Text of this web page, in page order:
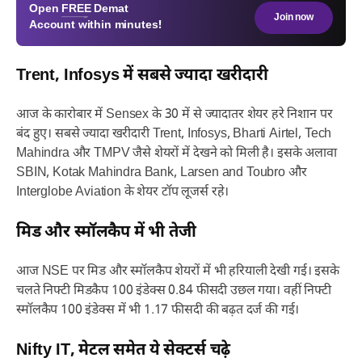
Open FREE Demat
Account within minutes!
Join now
Trent, Infosys में सबसे ज्यादा खरीदारी
आज के कारोबार में Sensex के 30 में से ज्यादातर शेयर हरे निशान पर
बंद हुए। सबसे ज्यादा खरीदारी Trent, Infosys, Bharti Airtel, Tech
Mahindra और TMPV जैसे शेयरों में देखने को मिली है। इसके अलावा
SBIN, Kotak Mahindra Bank, Larsen and Toubro और
Interglobe Aviation के शेयर टॉप लूजर्स रहे।
मिड और स्मॉलकैप में भी तेजी
आज NSE पर मिड और स्मॉलकैप शेयरों में भी हरियाली देखी गई। इसके
चलते निफ्टी मिडकैप 100 इंडेक्स 0.84 फीसदी उछल गया। वहीं निफ्टी
स्मॉलकैप 100 इंडेक्स में भी 1.17 फीसदी की बढ़त दर्ज की गई।
Nifty IT, मेटल समेत ये सेक्टर्स चढ़े